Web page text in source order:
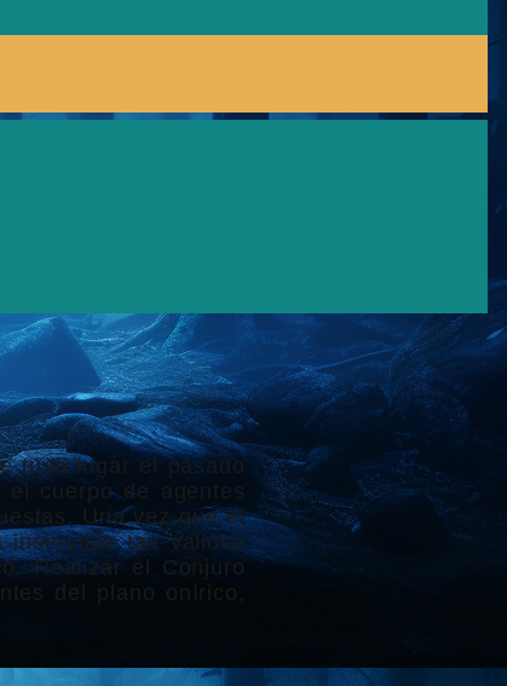
tuvo lugar el pasado
cuerpo de agentes
Una vez que el
tan valioso
Realizar el Conjuro
del plano onírico,